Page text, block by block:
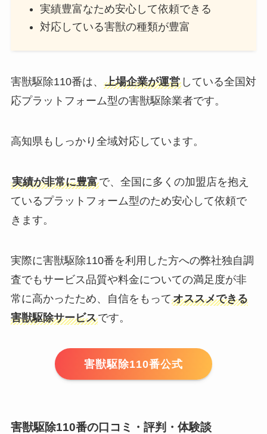
実績豊富なため安心して依頼できる
対応している害獣の種類が豊富
害獣駆除110番は、 上場企業が運営している全国対
応プラットフォーム型の害獣駆除業者です。
高知県もしっかり全域対応しています。
実績が非常に豊富で、全国に多くの加盟店を抱え
ているプラットフォーム型のため安心して依頼で
きます。
実際に害獣駆除110番を利用した方への弊社独自調
査でもサービス品質や料金についての満足度が非
常に高かったため、自信をもってオススメできる
害獣駆除サービスです。
害獣駆除110番公式
害獣駆除110番の口コミ・評判・体験談